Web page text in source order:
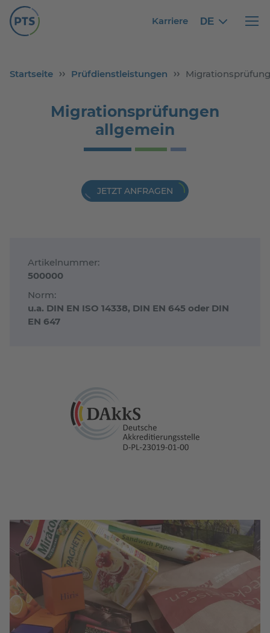
Karriere DEGerman
German
Startseite Prüfdienstleistungen
Migrationsprüfungen
allgemein
JETZT ANFRAGEN
Artikelnummer:
500000
Norm:
u.a. DIN EN ISO 14338, DIN EN 645 oder DIN
EN 647